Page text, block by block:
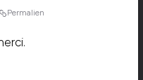
Permalien